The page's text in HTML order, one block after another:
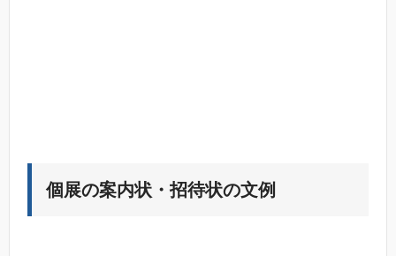
個展の案内状・招待状の文例